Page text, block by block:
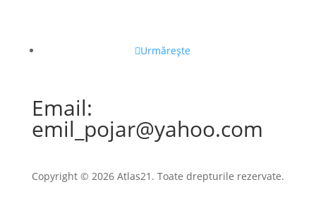
Urmărește
Email:
emil_pojar@yahoo.com
Copyright © 2026 Atlas21. Toate drepturile rezervate.